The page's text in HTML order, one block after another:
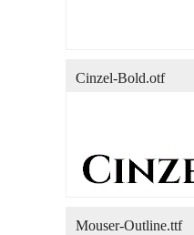
Cinzel-Bold.otf
Mouser-Outline.ttf